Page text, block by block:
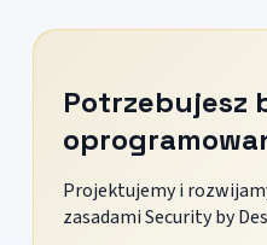
Potrzebujesz
Projektujemy i
zasadami Security by